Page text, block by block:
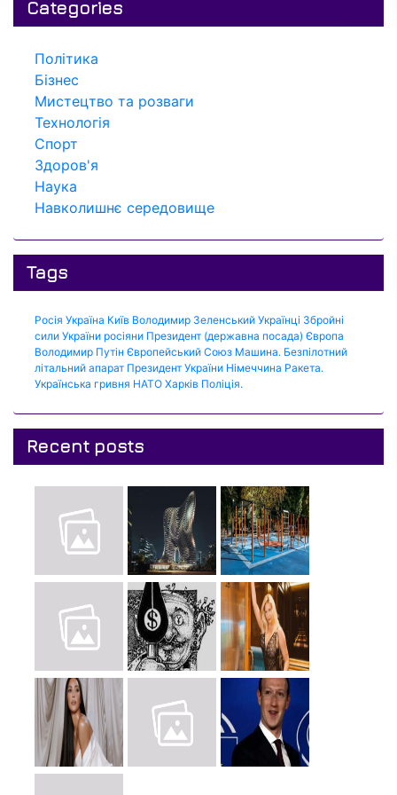
Categories
Політика
Бізнес
Мистецтво та розваги
Технологія
Спорт
Здоров'я
Наука
Навколишнє середовище
Tags
Росія Україна Київ Володимир Зеленський Українці Збройні
сили України росіяни Президент (державна посада) Європа
Володимир Путін Європейський Союз Машина. Безпілотний
літальний апарат Президент України Німеччина Ракета.
Українська гривня НАТО Харків Поліція.
Recent posts